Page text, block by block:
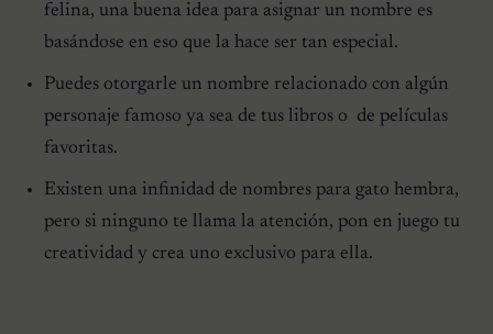
felina, una buena idea para asignar un nombre es
basándose en eso que la hace ser tan especial.
Puedes otorgarle un nombre relacionado con algún
personaje famoso ya sea de tus libros o de películas
favoritas.
Existen una infinidad de nombres para gato hembra,
pero si ninguno te llama la atención, pon en juego tu
creatividad y crea uno exclusivo para ella.